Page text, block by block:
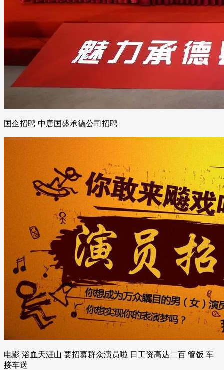
国企招聘 中唐国盛承德公司招聘
电影 浴血天涯山 要招募群众演员啦 日工资高达二百 管饭 车
接车送